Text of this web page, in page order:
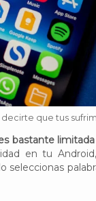
que tus
bastante
en tu